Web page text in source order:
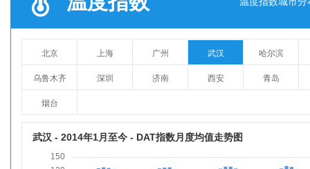
北京 上海 广州 武汉 哈尔滨
乌鲁木齐 深圳 济南 西安 青岛
烟台